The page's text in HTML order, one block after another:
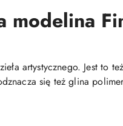
modelina
artystycznego. Jest to
się też glina